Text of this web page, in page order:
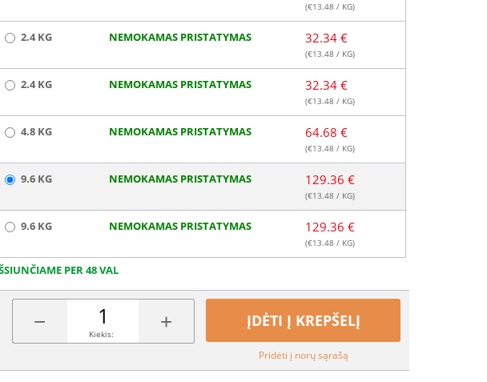
(€13.48 / KG)
2.4 KG NEMOKAMAS PRISTATYMAS 32.34 €
(€13.48 / KG)
2.4 KG NEMOKAMAS PRISTATYMAS 32.34 €
(€13.48 / KG)
4.8 KG NEMOKAMAS PRISTATYMAS 64.68 €
(€13.48 / KG)
9.6 KG NEMOKAMAS PRISTATYMAS 129.36 €
(€13.48 / KG)
9.6 KG NEMOKAMAS PRISTATYMAS 129.36 €
(€13.48 / KG)
PER 48 VAL
− +
Kiekis:
ĮDĖTI Į KREPŠELĮ
Pridėti į norų sąrašą